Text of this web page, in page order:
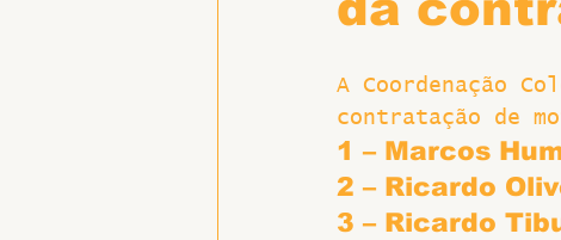
Coordenações Efetivos
Imprensa
Sem categoria Slider
A Coordenação
contratação de
1 – Marcos
2 – Ricardo
3 – Ricardo